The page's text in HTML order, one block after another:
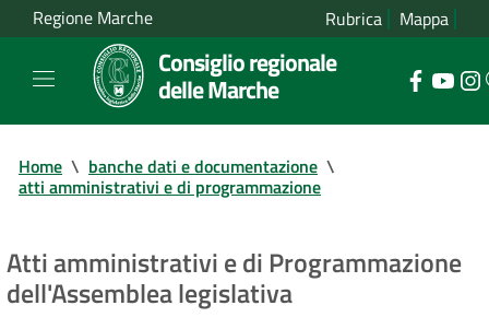
Regione Marche Rubrica Mappa
Consiglio regionale
delle Marche
Home \ banche dati e documentazione \
atti amministrativi e di programmazione
Atti amministrativi e di Programmazione
dell'Assemblea legislativa